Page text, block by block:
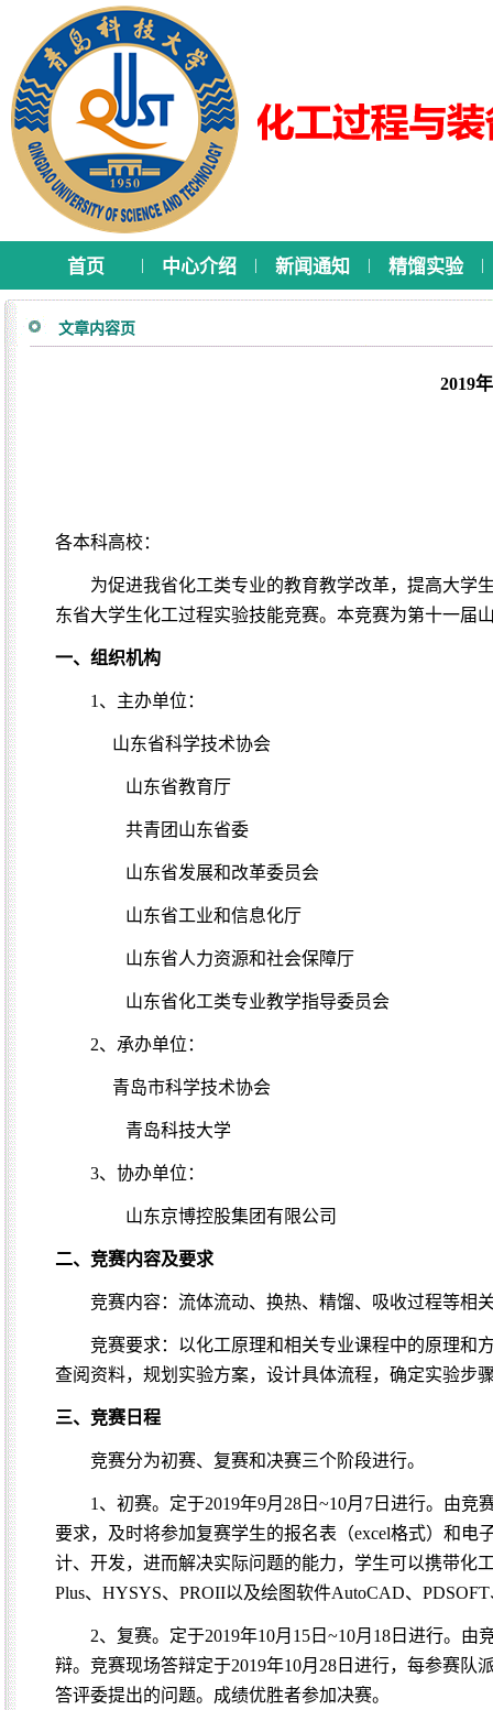
首页 | 中心介绍 | 新闻通知 | 精馏实验 |
文章内容页
2019
各本科高校：
为促进我省化工类专业的教育教学改革，提高大学
东省大学生化工过程实验技能竞赛。本竞赛为第十一届
一、组织机构
1 、主办单位：
山东省科学技术协会
山东省教育厅
共青团山东省委
山东省发展和改革委员会
山东省工业和信息化厅
山东省人力资源和社会保障厅
山东省化工类专业教学指导委员会
2、承办单位：
青岛市科学技术协会
青岛科技大学
3、协办单位：
山东京博控股集团有限公司
二、竞赛内容及要求
竞赛内容：流体流动、换热、精馏、吸收过程等相
竞赛要求：以化工原理和相关专业课程中的原理和
查阅资料，规划实验方案，设计具体流程，确定实验步
三、竞赛日程
竞赛分为初赛、复赛和决赛三个阶段进行。
1 、初赛。定于2019年9月 28 日 ~10月 7 日进行。由竞
要求，及时将参加复赛学生的报名表（excel格式）和电
计、开发，进而解决实际问题的能力，学生可以携带化
Plus、 HYSYS、 PROII以及绘图软件AutoCAD、 PDSOFT
2、复赛。定于2019年10月 15 日 ~10月 18 日进行。由
辩。竞赛现场答辩定于2019年10月 28 日进行，每参赛队
答评委提出的问题。成绩优胜者参加决赛。